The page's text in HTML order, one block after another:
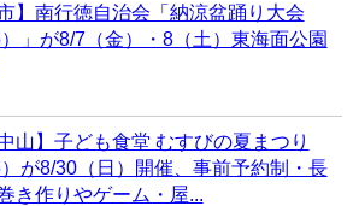
市】南行徳自治会「納涼盆踊り大会
）」が8/7（金）・8（土）東海面公園
山】子ども食堂 むすびの夏まつり
）が8/30（日）開催、事前予約制・長
き作りやゲーム・屋...